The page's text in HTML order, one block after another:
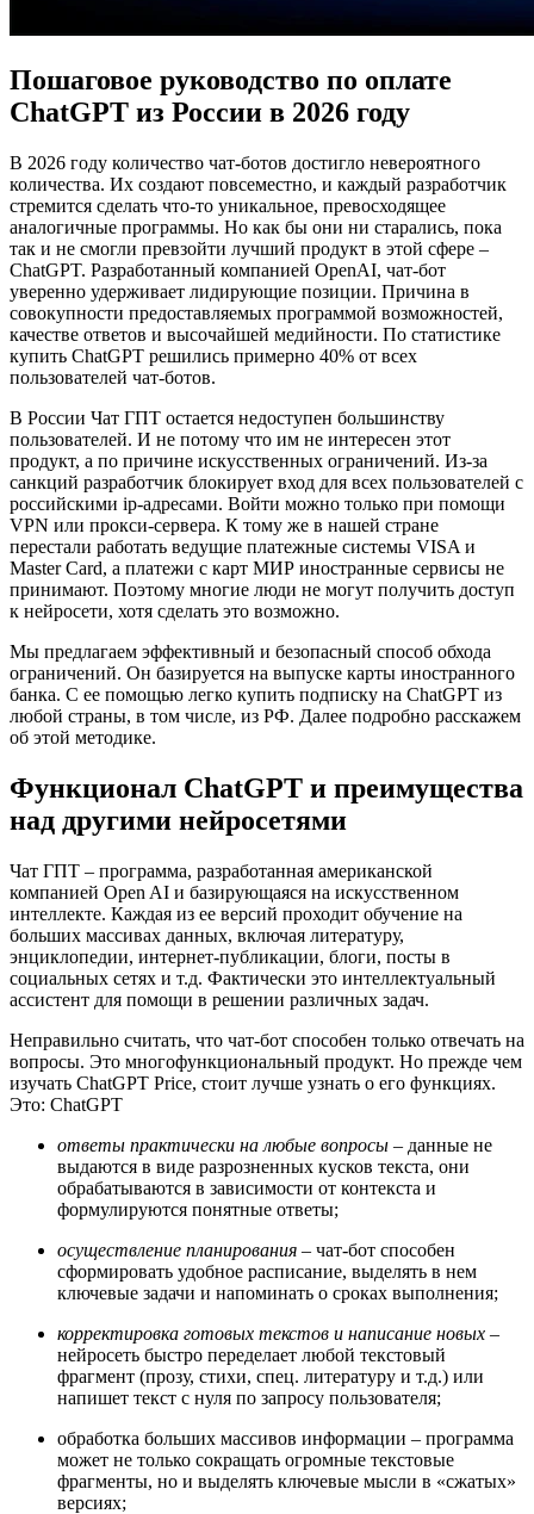
Пошаговое руководство по оплате
ChatGPT из России в 2026 году
В 2026 году количество чат-ботов достигло невероятного
количества. Их создают повсеместно, и каждый разработчик
стремится сделать что-то уникальное, превосходящее
аналогичные программы. Но как бы они ни старались, пока
так и не смогли превзойти лучший продукт в этой сфере –
ChatGPT. Разработанный компанией OpenAI, чат-бот
уверенно удерживает лидирующие позиции. Причина в
совокупности предоставляемых программой возможностей,
качестве ответов и высочайшей медийности. По статистике
купить ChatGPT решились примерно 40% от всех
пользователей чат-ботов.
В России Чат ГПТ остается недоступен большинству
пользователей. И не потому что им не интересен этот
продукт, а по причине искусственных ограничений. Из-за
санкций разработчик блокирует вход для всех пользователей с
российскими ip-адресами. Войти можно только при помощи
VPN или прокси-сервера. К тому же в нашей стране
перестали работать ведущие платежные системы VISA и
Master Card, а платежи с карт МИР иностранные сервисы не
принимают. Поэтому многие люди не могут получить доступ
к нейросети, хотя сделать это возможно.
Мы предлагаем эффективный и безопасный способ обхода
ограничений. Он базируется на выпуске карты иностранного
банка. С ее помощью легко купить подписку на ChatGPT из
любой страны, в том числе, из РФ. Далее подробно расскажем
об этой методике.
Функционал ChatGPT и преимущества
над другими нейросетями
Чат ГПТ – программа, разработанная американской
компанией Open AI и базирующаяся на искусственном
интеллекте. Каждая из ее версий проходит обучение на
больших массивах данных, включая литературу,
энциклопедии, интернет-публикации, блоги, посты в
социальных сетях и т.д. Фактически это интеллектуальный
ассистент для помощи в решении различных задач.
Неправильно считать, что чат-бот способен только отвечать на
вопросы. Это многофункциональный продукт. Но прежде чем
изучать ChatGPT Price, стоит лучше узнать о его функциях.
Это: ChatGPT
ответы практически на любые вопросы – данные не
выдаются в виде разрозненных кусков текста, они
обрабатываются в зависимости от контекста и
формулируются понятные ответы;
осуществление планирования – чат-бот способен
сформировать удобное расписание, выделять в нем
ключевые задачи и напоминать о сроках выполнения;
корректировка готовых текстов и написание новых –
нейросеть быстро переделает любой текстовый
фрагмент (прозу, стихи, спец. литературу и т.д.) или
напишет текст с нуля по запросу пользователя;
обработка больших массивов информации – программа
может не только сокращать огромные текстовые
фрагменты, но и выделять ключевые мысли в «сжатых»
версиях;